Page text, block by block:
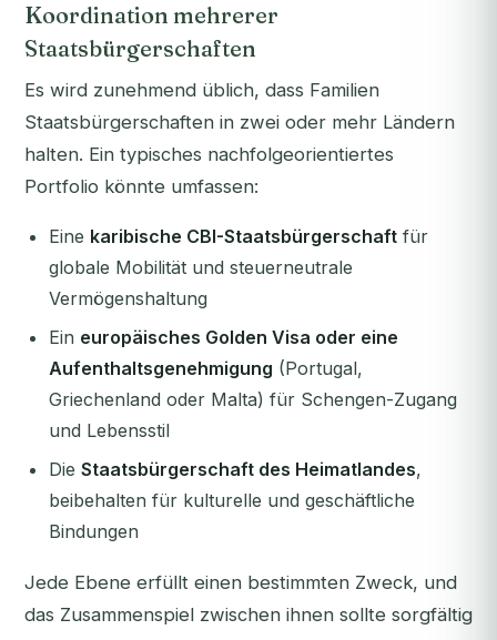
Koordination mehrerer
Staatsbürgerschaften
Es wird zunehmend üblich, dass Familien
Staatsbürgerschaften in zwei oder mehr Ländern
halten. Ein typisches nachfolgeorientiertes
Portfolio könnte umfassen:
Eine karibische CBI-Staatsbürgerschaft für
globale Mobilität und steuerneutrale
Vermögenshaltung
Ein europäisches Golden Visa oder eine
Aufenthaltsgenehmigung (Portugal,
Griechenland oder Malta) für Schengen-Zugang
und Lebensstil
Die Staatsbürgerschaft des Heimatlandes,
beibehalten für kulturelle und geschäftliche
Bindungen
Jede Ebene erfüllt einen bestimmten Zweck, und
das Zusammenspiel zwischen ihnen sollte sorgfältig